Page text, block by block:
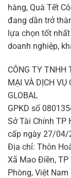
hàng, Quà Tết
đang dần trở
lựa chọn tốt
doanh nghiệp,
CÔNG TY TNHH
MẠI VÀ DỊCH VỤ
GLOBAL
GPKD số
Sở Tài Chính TP
cấp ngày 27/04/
Địa chỉ: Thôn
Xã Mao Điền, TP
Phòng, Việt Nam